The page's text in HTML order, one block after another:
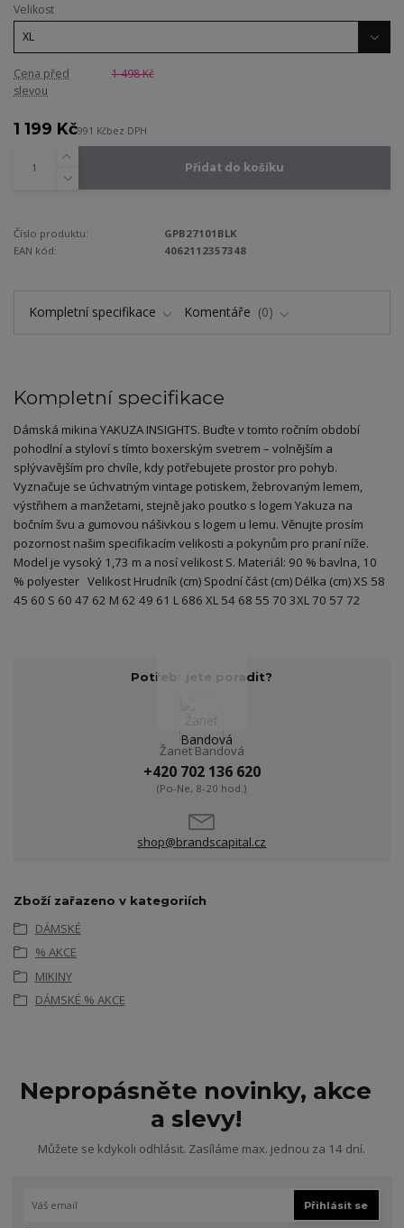
Velikost
Cena před
slevou
1 498 Kč
1 199 Kč991 Kčbez DPH
Přidat do košíku
Číslo produktu:
GPB27101BLK
EAN kód:
4062112357348
Kompletní specifikace Komentáře 0
Kompletní specifikace
Dámská mikina YAKUZA INSIGHTS. Buďte v tomto ročním období
pohodlní a styloví s tímto boxerským svetrem – volnějším a
splývavějším pro chvíle, kdy potřebujete prostor pro pohyb.
Vyznačuje se úchvatným vintage potiskem, žebrovaným lemem,
výstřihem a manžetami, stejně jako poutko s logem Yakuza na
bočním švu a gumovou nášivkou s logem u lemu. Věnujte prosím
pozornost našim specifikacím velikosti a pokynům pro praní níže.
Model je vysoký 1,73 m a nosí velikost S. Materiál: 90 % bavlna, 10
% polyester Velikost Hrudník (cm) Spodní část (cm) Délka (cm) XS 58
45 60 S 60 47 62 M 62 49 61 L 686 XL 54 68 55 70 3XL 70 57 72
Potřebujete poradit?
Žanet Bandová
+420 702 136 620
(Po-Ne, 8-20 hod.)
shop@brandscapital.cz
Zboží zařazeno v kategoriích
DÁMSKÉ
% AKCE
MIKINY
DÁMSKÉ % AKCE
Nepropásněte novinky, akce
a slevy!
Můžete se kdykoli odhlásit. Zasíláme max. jednou za 14 dní.
Přihlásit se